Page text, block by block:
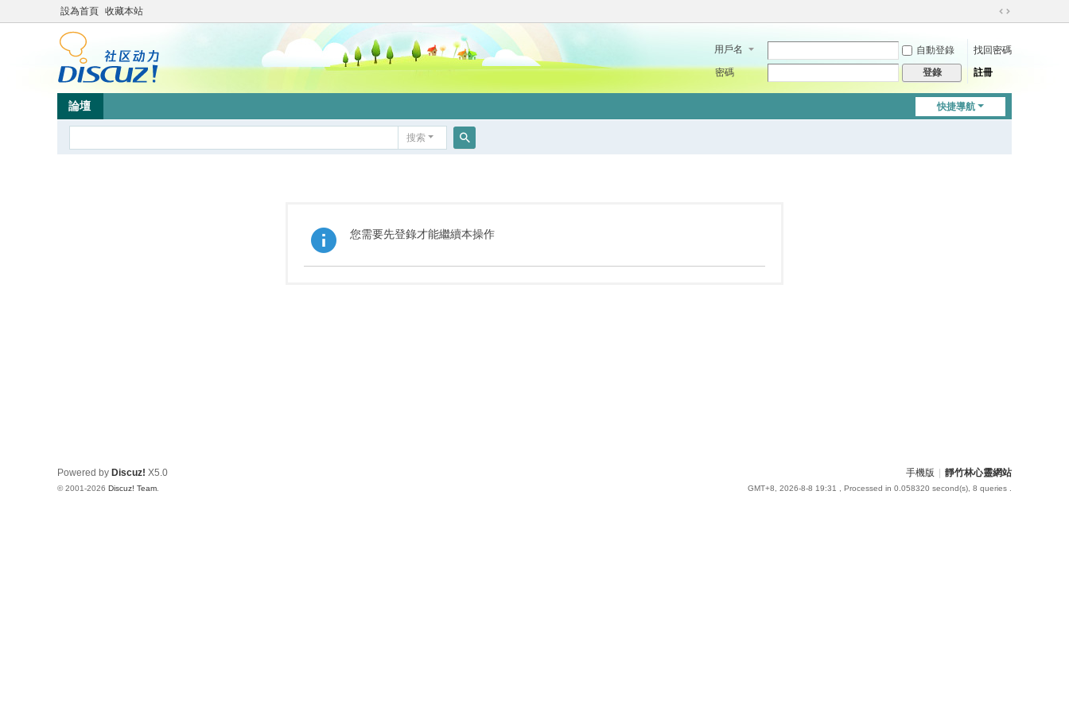
設為首頁 收藏本站
切
到
用戶名 自動登錄
找回密碼
密碼
登錄 註冊
快捷導航
論壇
搜索
您需要先登錄才能繼續本操作
手機版 靜竹林心靈網站
GMT+8, 2026-8-8 19:31 , Processed in 0.058320 second(s), 8 queries .
Powered by Discuz! X5.0
© 2001-2026 Discuz! Team